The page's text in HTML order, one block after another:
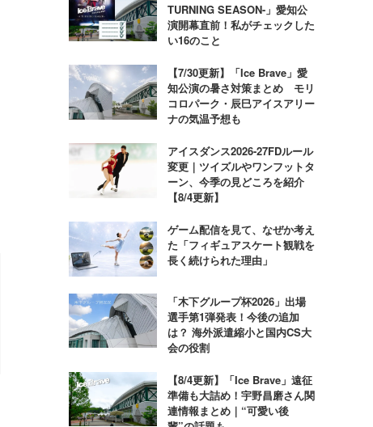
TURNING SEASON-」愛知公
演開幕直前！私がチェックした
い16のこと
【7/30更新】「Ice Brave」愛
知公演の暑さ対策まとめ モリ
コロパーク・辰巳アイスアリー
ナの気温予想も
アイスダンス2026-27FDルール
変更｜ツイズルやワンフットタ
ーン、今季の見どころを紹介
【8/4更新】
ゲーム配信を見て、なぜか考え
た「フィギュアスケート観戦を
長く続けられた理由」
「木下グループ杯2026」出場
選手第1弾発表！今後の追加
は？ 海外派遣縮小と国内CS大
会の役割
【8/4更新】「Ice Brave」遠征
準備も大詰め！宇野昌磨さん関
連情報まとめ｜“可愛い後